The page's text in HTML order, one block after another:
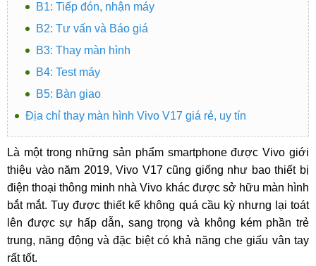
B1: Tiếp đón, nhận máy
B2: Tư vấn và Báo giá
B3: Thay màn hình
B4: Test máy
B5: Bàn giao
Địa chỉ thay màn hình Vivo V17 giá rẻ, uy tín
Là một trong những sản phẩm smartphone được Vivo giới
thiệu vào năm 2019, Vivo V17 cũng giống như bao thiết bị
điện thoại thông minh nhà Vivo khác được sở hữu màn hình
bắt mắt. Tuy được thiết kế không quá cầu kỳ nhưng lại toát
lên được sự hấp dẫn, sang trọng và không kém phần trẻ
trung, năng động và đặc biệt có khả năng che giấu vân tay
rất tốt.